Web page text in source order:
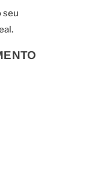
seu